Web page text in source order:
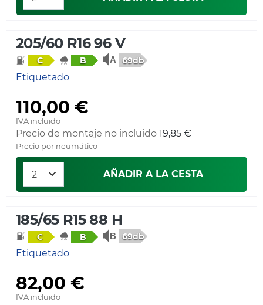
205/60 R16 96 V
C B 69db
Etiquetado
110,00 €
IVA incluido
Precio de montaje no incluido 19,85 €
Precio por neumático
AÑADIR A LA CESTA
185/65 R15 88 H
C B 69db
Etiquetado
82,00 €
IVA incluido